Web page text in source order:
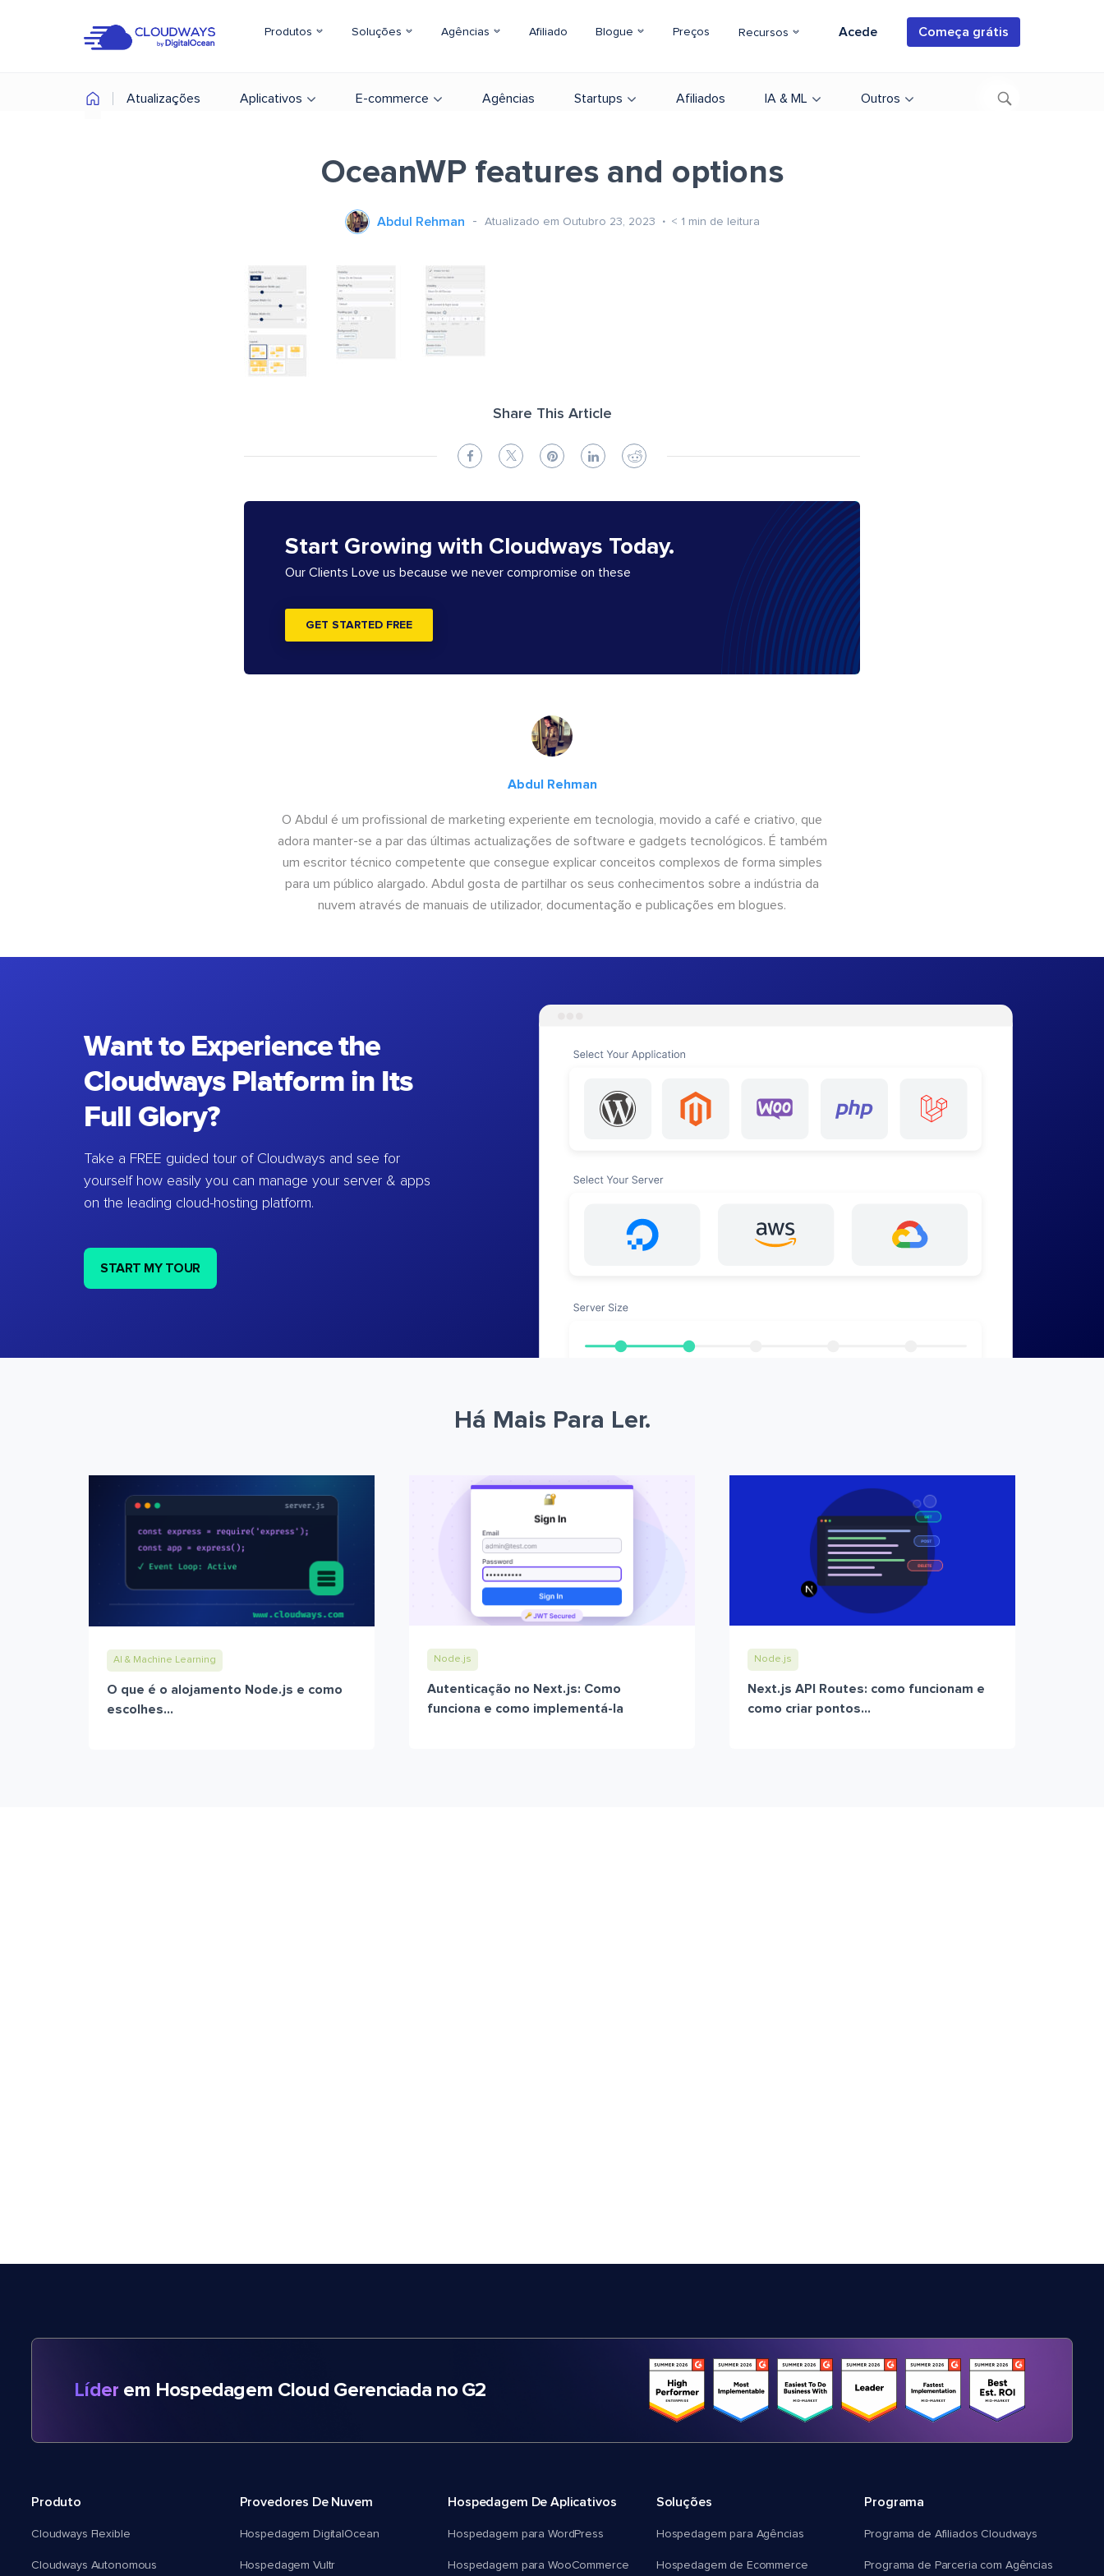
Produtos Soluções Agências Afiliado Blogue Preços Recursos Acede Começa grátis
Atualizações Aplicativos E-commerce Agências Startups Afiliados IA & ML Outros
OceanWP features and options
Abdul Rehman Atualizado em Outubro 23, 2023 < 1 min de leitura
Share This Article
Start Growing with Cloudways Today.
Our Clients Love us because we never compromise on these
GET STARTED FREE
Abdul Rehman
O Abdul é um profissional de marketing experiente em tecnologia, movido a café e criativo, que
adora manter-se a par das últimas actualizações de software e gadgets tecnológicos. É também
um escritor técnico competente que consegue explicar conceitos complexos de forma simples
para um público alargado. Abdul gosta de partilhar os seus conhecimentos sobre a indústria da
nuvem através de manuais de utilizador, documentação e publicações em blogues.
Want to Experience the
Cloudways Platform in Its
Full Glory?
Take a FREE guided tour of Cloudways and see for
yourself how easily you can manage your server & apps
on the leading cloud-hosting platform.
START MY TOUR
Há Mais Para Ler.
AI & Machine Learning
O que é o alojamento Node.js e como
escolhes...
Node.js
Autenticação no Next.js: Como
funciona e como implementá-la
Node.js
Next.js API Routes: como funcionam e
como criar pontos...
Líder em Hospedagem Cloud Gerenciada no G2
Produto
Cloudways Flexible
Cloudways Autonomous
Provedores De Nuvem
Hospedagem DigitalOcean
Hospedagem Vultr
Hospedagem De Aplicativos
Hospedagem para WordPress
Hospedagem para WooCommerce
Soluções
Hospedagem para Agências
Hospedagem de Ecommerce
Programa
Programa de Afiliados Cloudways
Programa de Parceria com Agências